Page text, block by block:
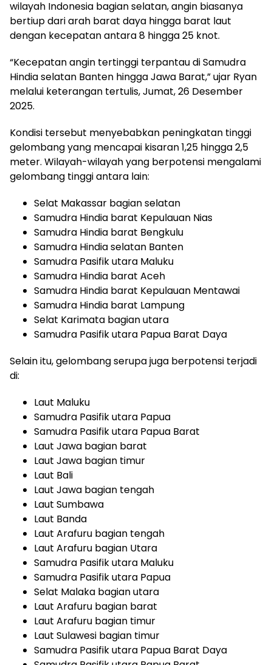
wilayah Indonesia bagian selatan, angin biasanya
bertiup dari arah barat daya hingga barat laut
dengan kecepatan antara 8 hingga 25 knot.
“Kecepatan angin tertinggi terpantau di Samudra
Hindia selatan Banten hingga Jawa Barat,” ujar Ryan
melalui keterangan tertulis, Jumat, 26 Desember
2025.
Kondisi tersebut menyebabkan peningkatan tinggi
gelombang yang mencapai kisaran 1,25 hingga 2,5
meter. Wilayah-wilayah yang berpotensi mengalami
gelombang tinggi antara lain:
Selat Makassar bagian selatan
Samudra Hindia barat Kepulauan Nias
Samudra Hindia barat Bengkulu
Samudra Hindia selatan Banten
Samudra Pasifik utara Maluku
Samudra Hindia barat Aceh
Samudra Hindia barat Kepulauan Mentawai
Samudra Hindia barat Lampung
Selat Karimata bagian utara
Samudra Pasifik utara Papua Barat Daya
Selain itu, gelombang serupa juga berpotensi terjadi
di:
Laut Maluku
Samudra Pasifik utara Papua
Samudra Pasifik utara Papua Barat
Laut Jawa bagian barat
Laut Jawa bagian timur
Laut Bali
Laut Jawa bagian tengah
Laut Sumbawa
Laut Banda
Laut Arafuru bagian tengah
Laut Arafuru bagian Utara
Samudra Pasifik utara Maluku
Samudra Pasifik utara Papua
Selat Malaka bagian utara
Laut Arafuru bagian barat
Laut Arafuru bagian timur
Laut Sulawesi bagian timur
Samudra Pasifik utara Papua Barat Daya